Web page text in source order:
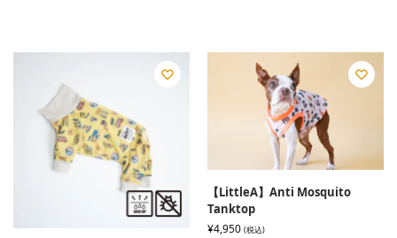
【LittleA】Anti Mosquito
Tanktop
¥4,950 (税込)